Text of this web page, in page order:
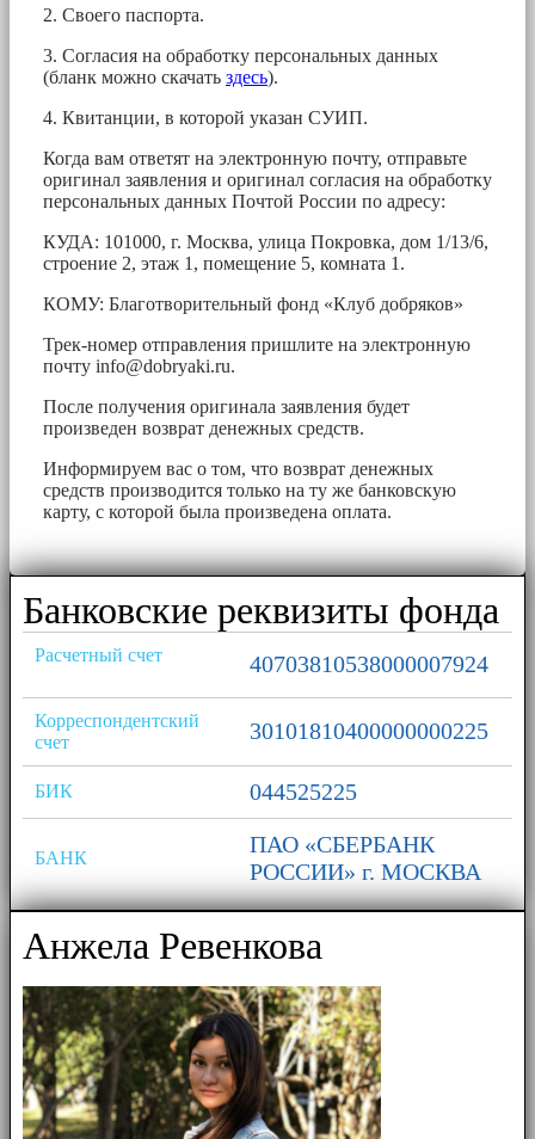
2. Своего паспорта.
3. Согласия на обработку персональных данных
(бланк можно скачать здесь).
4. Квитанции, в которой указан СУИП.
Когда вам ответят на электронную почту, отправьте
оригинал заявления и оригинал согласия на обработку
персональных данных Почтой России по адресу:
КУДА: 101000, г. Москва, улица Покровка, дом 1/13/6,
строение 2, этаж 1, помещение 5, комната 1.
КОМУ: Благотворительный фонд «Клуб добряков»
Трек-номер отправления пришлите на электронную
почту info@dobryaki.ru.
После получения оригинала заявления будет
произведен возврат денежных средств.
Информируем вас о том, что возврат денежных
средств производится только на ту же банковскую
карту, с которой была произведена оплата.
Банковские реквизиты фонда
Расчетный счет 40703810538000007924
Корреспондентский
счет
30101810400000000225
БИК 044525225
БАНК
ПАО «СБЕРБАНК
РОССИИ» г. МОСКВА
Анжела Ревенкова